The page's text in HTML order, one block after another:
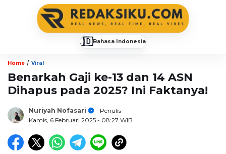
🇮🇩Bahasa Indonesia
Home / Viral
Benarkah Gaji ke-13 dan 14 ASN
Dihapus pada 2025? Ini Faktanya!
Nuriyah Nofasari
- Penulis
Kamis, 6 Februari 2025 - 08:27 WIB